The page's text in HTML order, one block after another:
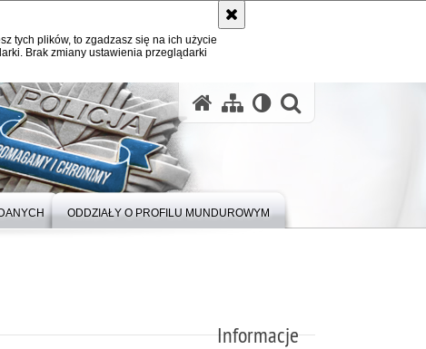
tych plików, to zgadzasz się na ich użycie
Brak zmiany ustawienia przeglądarki
ODDZIAŁY O PROFILU MUNDUROWYM
Informacje